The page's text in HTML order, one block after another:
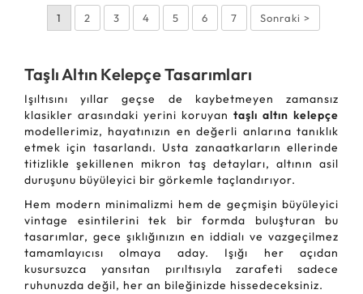
1 2 3 4 5 6 7 Sonraki >
Taşlı Altın Kelepçe Tasarımları
Işıltısını yıllar geçse de kaybetmeyen zamansız
klasikler arasındaki yerini koruyan taşlı altın kelepçe
modellerimiz, hayatınızın en değerli anlarına tanıklık
etmek için tasarlandı. Usta zanaatkarların ellerinde
titizlikle şekillenen mikron taş detayları, altının asil
duruşunu büyüleyici bir görkemle taçlandırıyor.
Hem modern minimalizmi hem de geçmişin büyüleyici
vintage esintilerini tek bir formda buluşturan bu
tasarımlar, gece şıklığınızın en iddialı ve vazgeçilmez
tamamlayıcısı olmaya aday. Işığı her açıdan
kusursuzca yansıtan pırıltısıyla zarafeti sadece
ruhunuzda değil, her an bileğinizde hissedeceksiniz.